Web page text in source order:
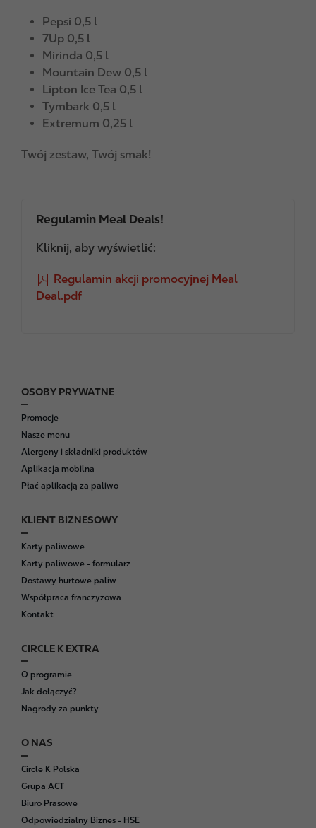
Pepsi 0,5 l
7Up 0,5 l
Mirinda 0,5 l
Mountain Dew 0,5 l
Lipton Ice Tea 0,5 l
Tymbark 0,5 l
Extremum 0,25 l
Twój zestaw, Twój smak!
Regulamin Meal Deals!
Kliknij, aby wyświetlić:
F
i
Regulamin akcji promocyjnej Meal
Deal.pdf
F
o
o
t
e
r
OSOBY PRYWATNE
Promocje
Nasze menu
Alergeny i składniki produktów
Aplikacja mobilna
Płać aplikacją za paliwo
KLIENT BIZNESOWY
Karty paliwowe
Karty paliwowe - formularz
Dostawy hurtowe paliw
Współpraca franczyzowa
Kontakt
CIRCLE K EXTRA
O programie
Jak dołączyć?
Nagrody za punkty
O NAS
Circle K Polska
Grupa ACT
Biuro Prasowe
Odpowiedzialny Biznes - HSE